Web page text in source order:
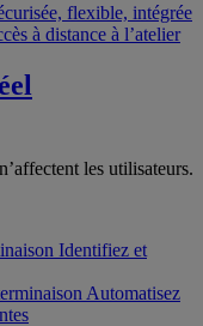
flexible, intégrée
à distance à l’atelier
les utilisateurs.
Identifiez et
Automatisez